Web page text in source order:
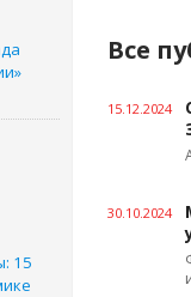
15
Все
15.12.2024
30.10.2024